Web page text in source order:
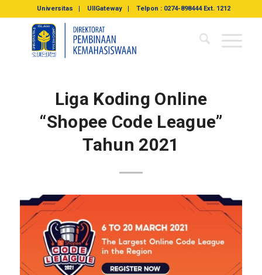
Universitas UIIGateway Telpon : 0274-898444 Ext. 1212
Liga Koding Online
“Shopee Code League”
Tahun 2021